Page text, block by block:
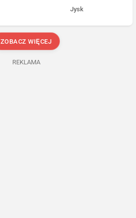
Jysk
ZOBACZ WIĘCEJ
REKLAMA